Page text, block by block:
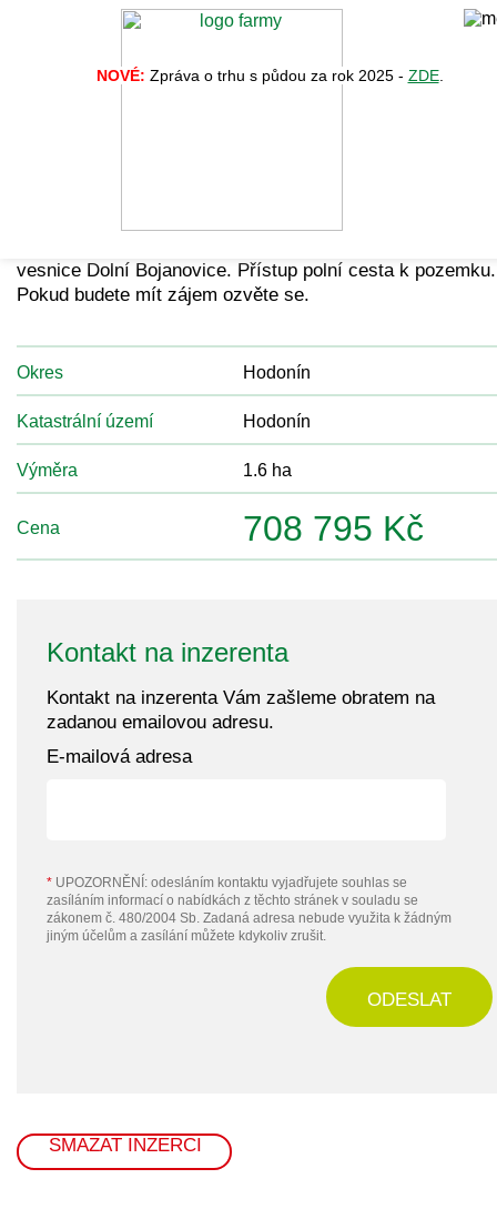
NOVÉ: Zpráva o trhu s půdou za rok 2025 - ZDE.
vesnice Dolní Bojanovice. Přístup polní cesta k pozemku.
Pokud budete mít zájem ozvěte se.
Okres Hodonín
Katastrální území Hodonín
Výměra 1.6 ha
Cena 708 795 Kč
Kontakt na inzerenta
Kontakt na inzerenta Vám zašleme obratem na
zadanou emailovou adresu.
E-mailová adresa
* UPOZORNĚNÍ: odesláním kontaktu vyjadřujete souhlas se
zasíláním informací o nabídkách z těchto stránek v souladu se
zákonem č. 480/2004 Sb. Zadaná adresa nebude využita k žádným
jiným účelům a zasílání můžete kdykoliv zrušit.
ODESLAT
SMAZAT INZERCI